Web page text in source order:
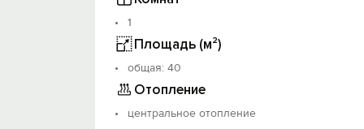
1
Площадь (м²)
oбщая: 40
Отопление
центральное отопление